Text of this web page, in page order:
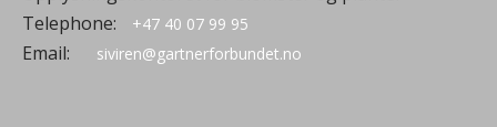
Telephone:
+47 40 07 99 95
Email: siviren@gartnerforbundet.no